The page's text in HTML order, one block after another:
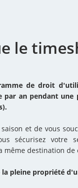
le
de droit
an pendant une
et de vous
sécurisez votre
même destination de
la pleine propriété